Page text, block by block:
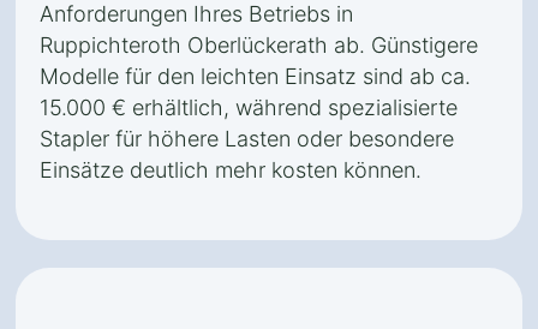
Anforderungen Ihres Betriebs in
Ruppichteroth Oberlückerath ab. Günstigere
Modelle für den leichten Einsatz sind ab ca.
15.000 € erhältlich, während spezialisierte
Stapler für höhere Lasten oder besondere
Einsätze deutlich mehr kosten können.